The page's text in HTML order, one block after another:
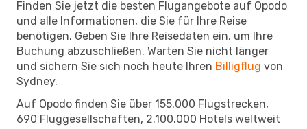
Finden Sie jetzt die besten Flugangebote auf Opodo
und alle Informationen, die Sie für Ihre Reise
benötigen. Geben Sie Ihre Reisedaten ein, um Ihre
Buchung abzuschließen. Warten Sie nicht länger
und sichern Sie sich noch heute Ihren Billigflug von
Sydney.
Auf Opodo finden Sie über 155.000 Flugstrecken,
690 Fluggesellschaften, 2.100.000 Hotels weltweit